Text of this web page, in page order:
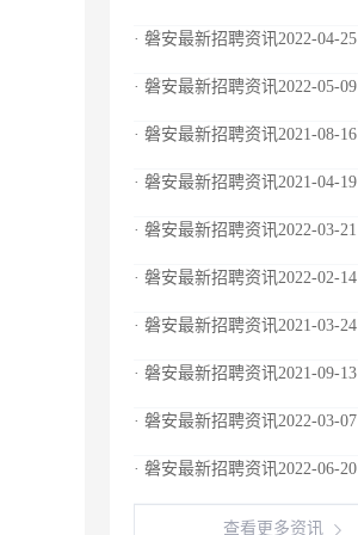
· 磐安最新招聘资讯2022-04-25
· 磐安最新招聘资讯2022-05-09
· 磐安最新招聘资讯2021-08-16
· 磐安最新招聘资讯2021-04-19
· 磐安最新招聘资讯2022-03-21
· 磐安最新招聘资讯2022-02-14
· 磐安最新招聘资讯2021-03-24
· 磐安最新招聘资讯2021-09-13
· 磐安最新招聘资讯2022-03-07
· 磐安最新招聘资讯2022-06-20
查看更多资讯